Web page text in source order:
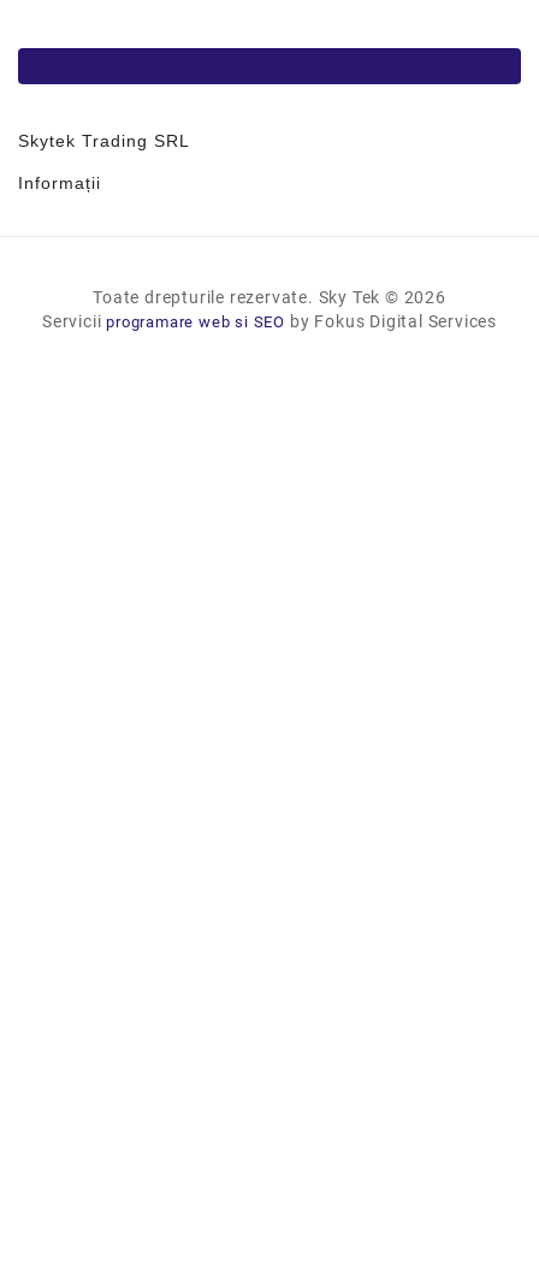
Skytek Trading SRL
Informații
Toate drepturile rezervate. Sky Tek © 2026
Serviciiprogramare web si SEO by Fokus Digital Services